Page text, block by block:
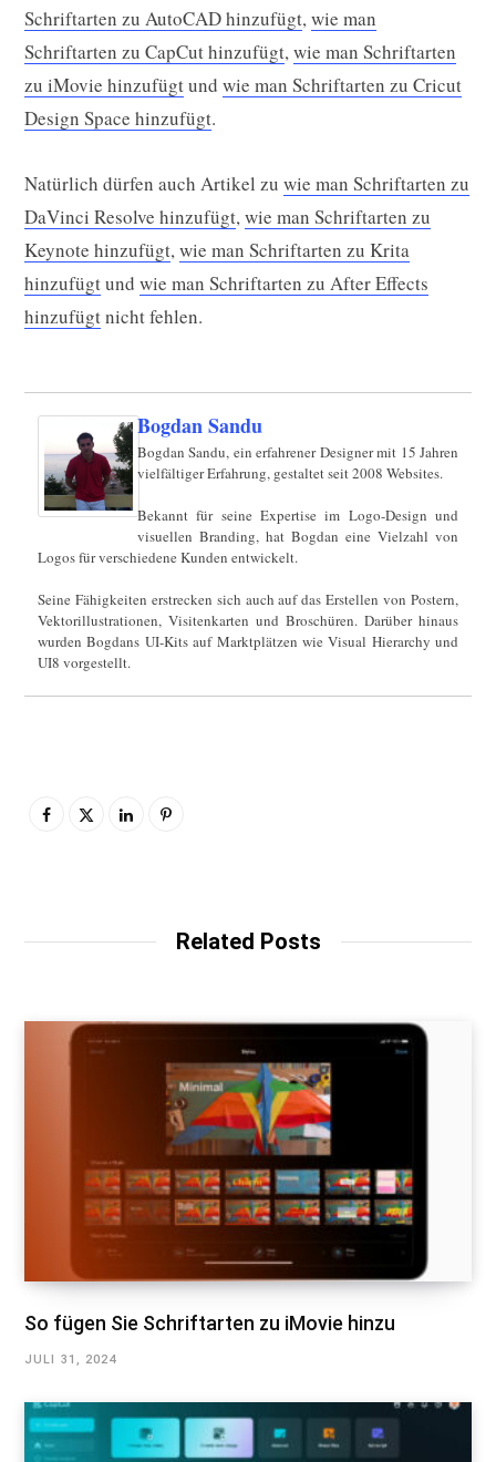
Schriftarten zu AutoCAD hinzufügt,wie man
Schriftarten zu CapCut hinzufügt,wie man Schriftarten
zu iMovie hinzufügtund wie man Schriftarten zu Cricut
Design Space hinzufügt.
Natürlich dürfen auch Artikel zu wie man Schriftarten zu
DaVinci Resolve hinzufügt, wie man Schriftarten zu
Keynote hinzufügt, wie man Schriftarten zu Krita
hinzufügtund wie man Schriftarten zu After Effects
hinzufügtnicht fehlen.
Bogdan Sandu
Bogdan Sandu, ein erfahrener Designer mit 15 Jahren
vielfältiger Erfahrung, gestaltet seit 2008 Websites.
Bekannt für seine Expertise im Logo-Design und
visuellen Branding, hat Bogdan eine Vielzahl von
Logos für verschiedene Kunden entwickelt.
Seine Fähigkeiten erstrecken sich auch auf das Erstellen von Postern,
Vektorillustrationen, Visitenkarten und Broschüren. Darüber hinaus
wurden Bogdans UI-Kits auf Marktplätzen wie Visual Hierarchy und
UI8 vorgestellt.
Related Posts
So fügen Sie Schriftarten zu iMovie hinzu
JULI 31, 2024